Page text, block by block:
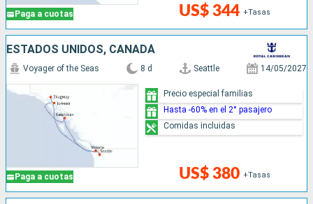
Paga a cuotas US$ 344 +Tasas
ESTADOS UNIDOS, CANADÁ
Paga a cuotas
Voyager of the Seas 8 d Seattle 14/05/2027
US$ 380 +Tasas
Precio especial familias
Hasta -60% en el 2° pasajero
Comidas incluidas